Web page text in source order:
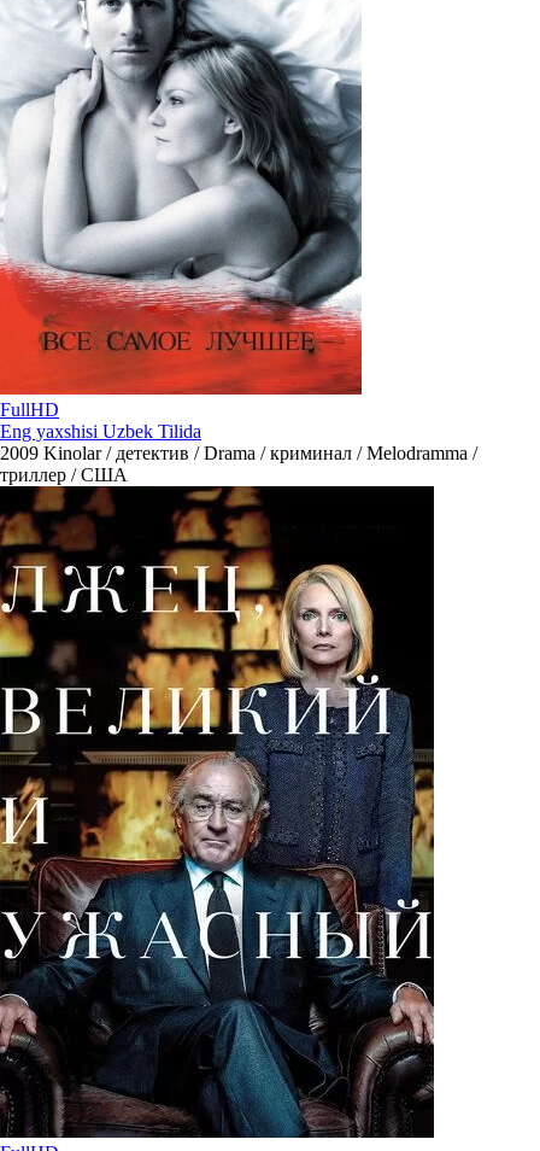
FullHD
Eng yaxshisi Uzbek Tilida
2009 Kinolar / детектив / Drama / криминал / Melodramma /
триллер / США